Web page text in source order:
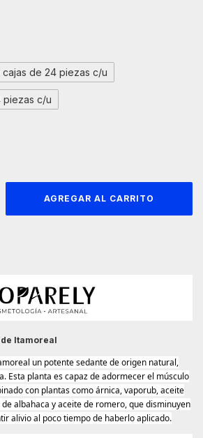
cajas de 24 piezas c/u
piezas c/u
Itamoreal
un potente sedante de origen natural,
Esta planta es capaz de adormecer el músculo
con plantas como árnica, vaporub, aceite
albahaca y aceite de romero, que disminuyen
alivio al poco tiempo de haberlo aplicado.